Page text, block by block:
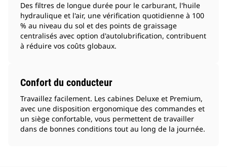
Des filtres de longue durée pour le carburant, l'huile
hydraulique et l'air, une vérification quotidienne à 100
% au niveau du sol et des points de graissage
centralisés avec option d'autolubrification, contribuent
à réduire vos coûts globaux.
Confort du conducteur
Travaillez facilement. Les cabines Deluxe et Premium,
avec une disposition ergonomique des commandes et
un siège confortable, vous permettent de travailler
dans de bonnes conditions tout au long de la journée.